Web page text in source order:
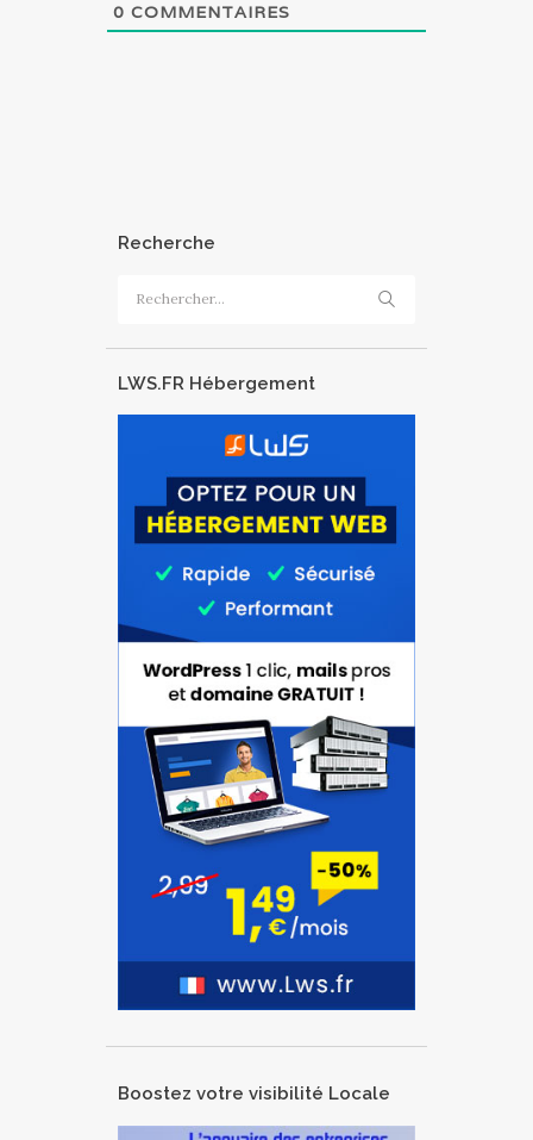
0 COMMENTAIRES
Recherche
LWS.FR Hébergement
Boostez votre visibilité Locale